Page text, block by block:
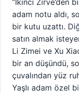
“İkinci Zirve’den
adam notu aldı,
bir kutu uzattı.
satın almak
Li Zimei ve Xu
bir an düşündü,
çuvalından yüz
Yaşlı adam özel